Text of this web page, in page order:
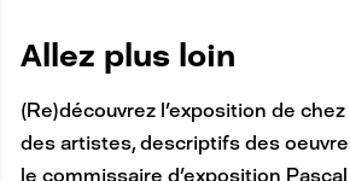
A
C
R
Allez plus loin
(Re)découvrez l'exposition de
des artistes, descriptifs des
le commissaire d'exposition